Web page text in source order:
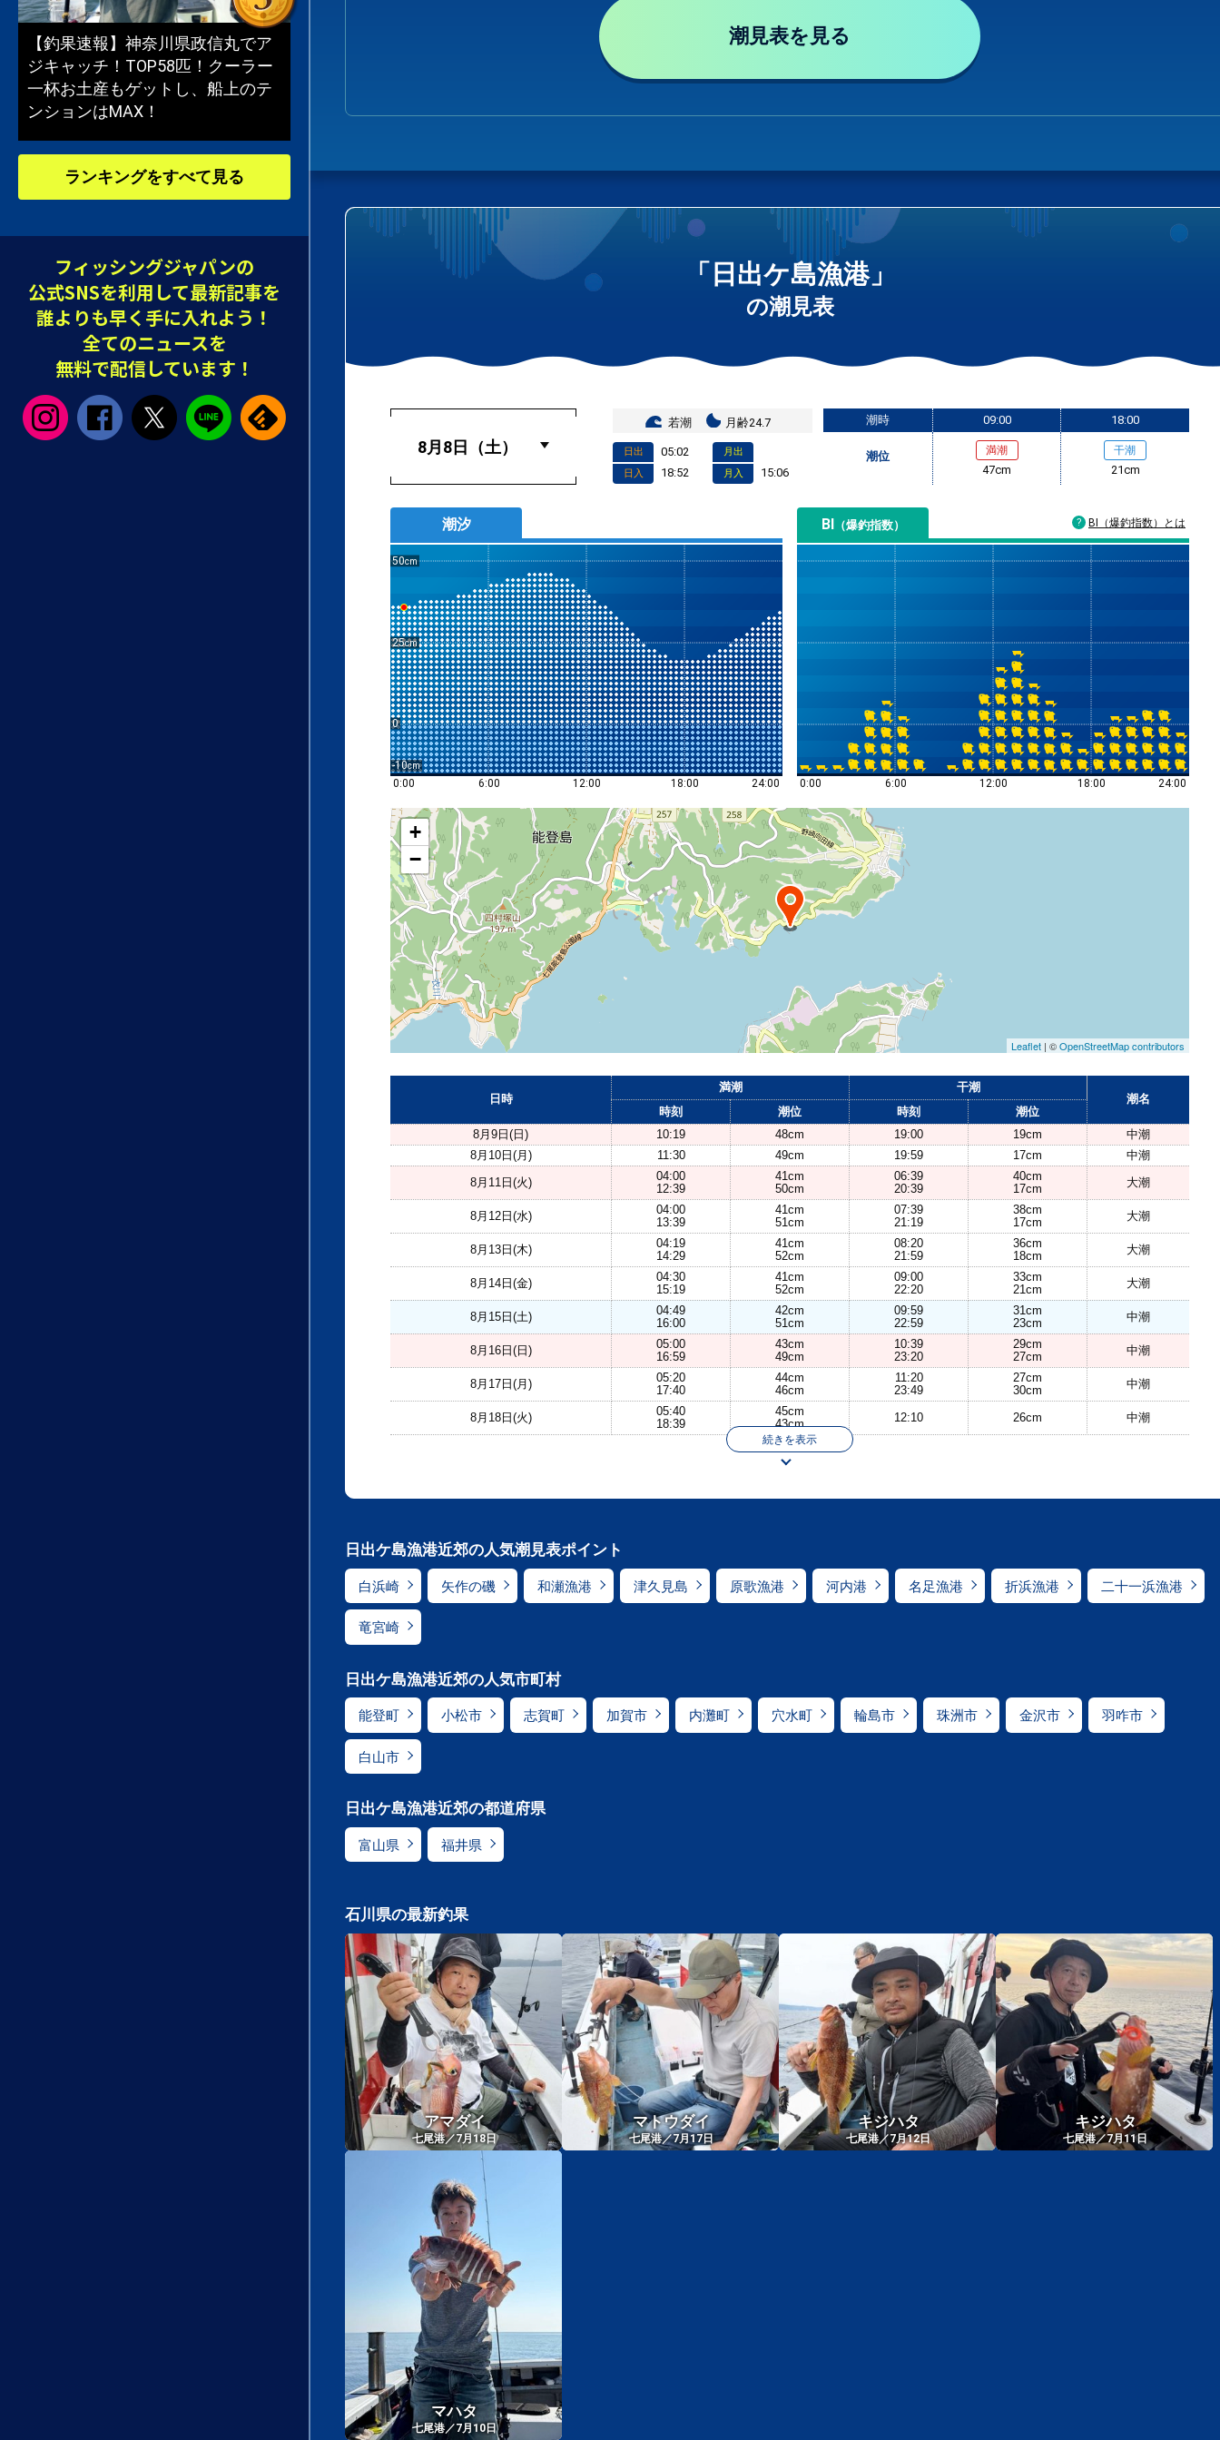
潮見表を見る
「日出ケ島漁港」
の潮見表
若潮 月齢24.7
日出 05:02
日入 18:52
月出
月入
15:06
潮時
潮位
09:00
満潮
47cm
18:00
干潮
21cm
潮汐
50
25
0
-10
0:00
6:00 12:00 18:00 24:00
BI （爆釣指数）
0:00 6:00 12:00 18:00 24:00
BI（爆釣指数）とは
+
−
Leaflet | ©OpenStreetMap contributors
日時
満潮
干潮
潮名
時刻
潮位 時刻
潮位
8月9日(日)
10:19 48cm 19:00 19cm
中潮
8月10日(月)
11:30 49cm 19:59 17cm
中潮
8月11日(火)
04:00
12:39
41cm
50cm
06:39
20:39
40cm
17cm
大潮
8月12日(水)
04:00
13:39
41cm
51cm
07:39
21:19
38cm
17cm
大潮
8月13日(木)
04:19
14:29
41cm
52cm
08:20
21:59
36cm
18cm
大潮
8月14日(金)
04:30
15:19
41cm
52cm
09:00
22:20
33cm
21cm
大潮
8月15日(土)
04:49
16:00
42cm
51cm
09:59
22:59
31cm
23cm
中潮
8月16日(日)
05:00
16:59
43cm
49cm
10:39
23:20
29cm
27cm
中潮
8月17日(月)
05:20
17:40
44cm
46cm
11:20
23:49
27cm
30cm
中潮
8月18日(火)
05:40
18:39
45cm
43cm
12:10 26cm 中潮
続きを表示
日出ケ島漁港近郊の人気潮見表ポイント
白浜崎 矢作の磯 和瀬漁港 津久見島 原歌漁港 河内港 名足漁港 折浜漁港 二十一浜漁港
竜宮崎
日出ケ島漁港近郊の人気市町村
能登町 小松市 志賀町 加賀市 内灘町 穴水町 輪島市 珠洲市 金沢市 羽咋市
白山市
日出ケ島漁港近郊の都道府県
富山県 福井県
石川県の最新釣果
アマダイ
七尾港／7月18日
マトウダイ
七尾港／7月17日
キジハタ
七尾港／7月12日
キジハタ
七尾港／7月11日
マハタ
七尾港／7月10日
【釣果速報】神奈川県政信丸でア
ジキャッチ！TOP58匹！クーラー
一杯お土産もゲットし、船上のテ
ンションはMAX！
ランキングをすべて見る
フィッシングジャパンの
公式SNSを利用して最新記事を
誰よりも早く手に入れよう！
全てのニュースを
無料で配信しています！